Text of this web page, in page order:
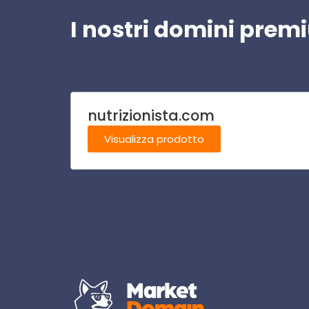
I nostri domini
nutrizionista.com
Visualizza prodotto